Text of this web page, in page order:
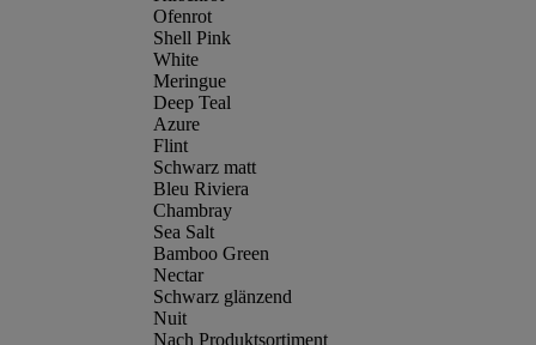
Ofenrot
Shell Pink
White
Meringue
Deep Teal
Azure
Flint
Schwarz matt
Bleu Riviera
Chambray
Sea Salt
Bamboo Green
Nectar
Schwarz glänzend
Nuit
Nach Produktsortiment